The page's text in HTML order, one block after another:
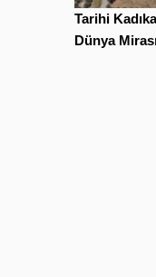
Tarihi
Dünya